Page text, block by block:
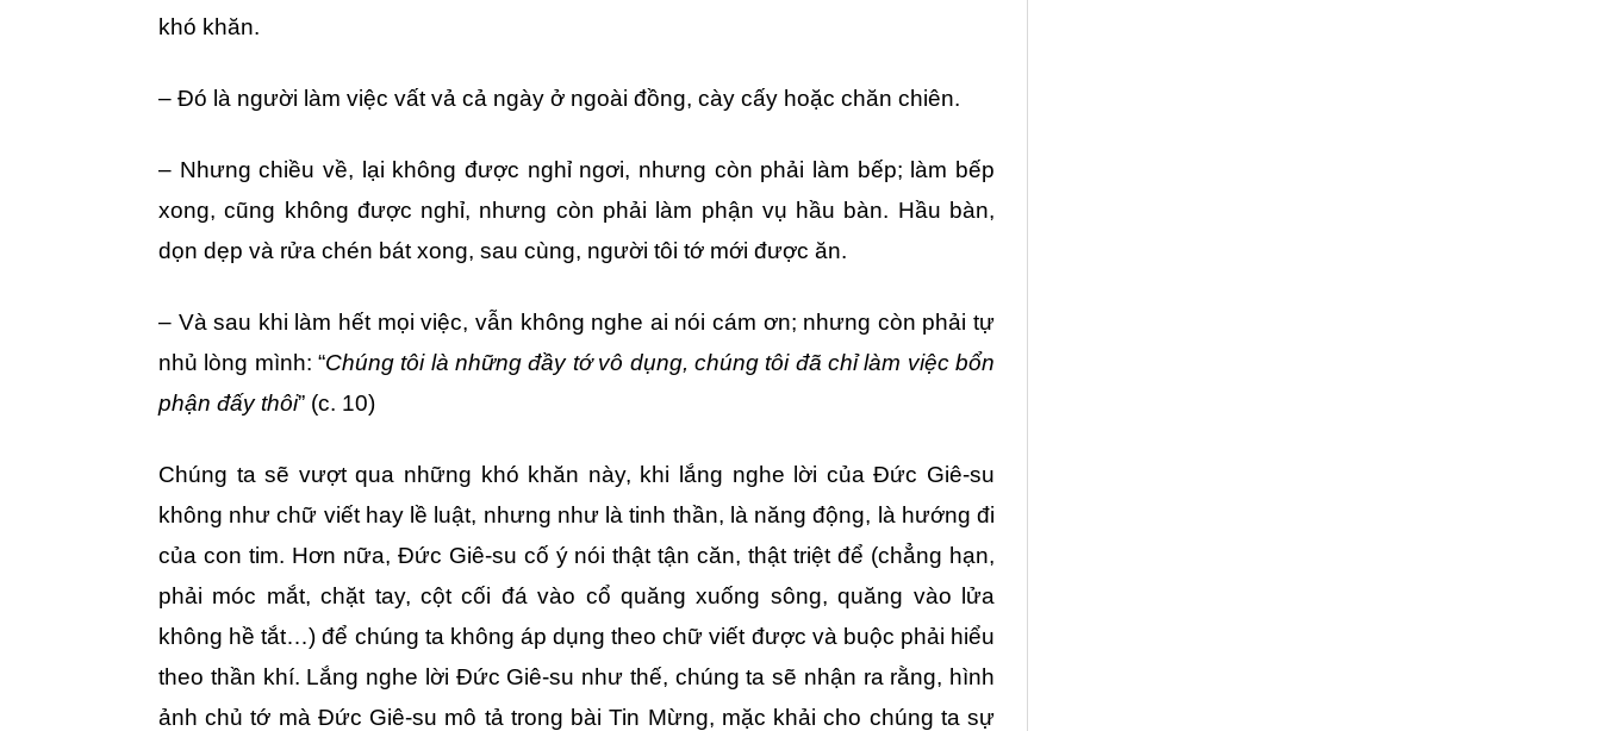
khó khăn.
– Đó là người làm việc vất vả cả ngày ở ngoài đồng, cày cấy hoặc chăn chiên.
– Nhưng chiều về, lại không được nghỉ ngơi, nhưng còn phải làm bếp; làm bếp
xong, cũng không được nghỉ, nhưng còn phải làm phận vụ hầu bàn. Hầu bàn,
dọn dẹp và rửa chén bát xong, sau cùng, người tôi tớ mới được ăn.
– Và sau khi làm hết mọi việc, vẫn không nghe ai nói cám ơn; nhưng còn phải tự
nhủ lòng mình: “Chúng tôi là những đầy tớ vô dụng, chúng tôi đã chỉ làm việc bổn
phận đấy thôi” (c. 10)
Chúng ta sẽ vượt qua những khó khăn này, khi lắng nghe lời của Đức Giê-su
không như chữ viết hay lề luật, nhưng như là tinh thần, là năng động, là hướng đi
của con tim. Hơn nữa, Đức Giê-su cố ý nói thật tận căn, thật triệt để (chẳng hạn,
phải móc mắt, chặt tay, cột cối đá vào cổ quăng xuống sông, quăng vào lửa
không hề tắt…) để chúng ta không áp dụng theo chữ viết được và buộc phải hiểu
theo thần khí. Lắng nghe lời Đức Giê-su như thế, chúng ta sẽ nhận ra rằng, hình
ảnh chủ tớ mà Đức Giê-su mô tả trong bài Tin Mừng, mặc khải cho chúng ta sự